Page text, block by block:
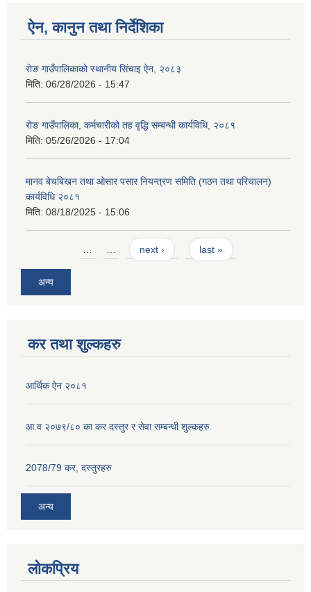
ऐन, कानुन तथा निर्देशिका
रोङ गाउँपालिकाको स्थानीय सिंचाइ ऐन, २०८३
मिति: 06/28/2026 - 15:47
रोङ गाउँपालिका, कर्मचारीको तह वृद्धि सम्बन्धी कार्यविधि, २०८१
मिति: 05/26/2026 - 17:04
मानव बेचबिखन तथा ओसार पसार नियन्त्रण समिति (गठन तथा परिचालन)
कार्यविधि २०८१
मिति: 08/18/2025 - 15:06
… … next › last »
अन्य
कर तथा शुल्कहरु
आर्थिक ऐन २०८१
आ.व २०७९/८० का कर दस्तुर र सेवा सम्बन्धी शुल्कहरु
2078/79 कर, दस्तुरहरु
अन्य
लोकप्रिय